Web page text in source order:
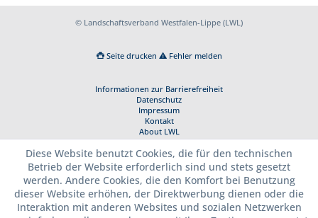
© Landschaftsverband Westfalen-Lippe (LWL)
Seite drucken Fehler melden
Informationen zur Barrierefreiheit
Datenschutz
Impressum
Kontakt
About LWL
Diese Website benutzt Cookies, die für den technischen
Betrieb der Website erforderlich sind und stets gesetzt
werden. Andere Cookies, die den Komfort bei Benutzung
dieser Website erhöhen, der Direktwerbung dienen oder die
Interaktion mit anderen Websites und sozialen Netzwerken